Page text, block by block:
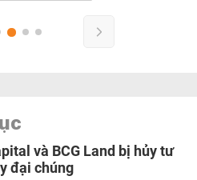
và BCG Land bị hủy tư
đại chúng